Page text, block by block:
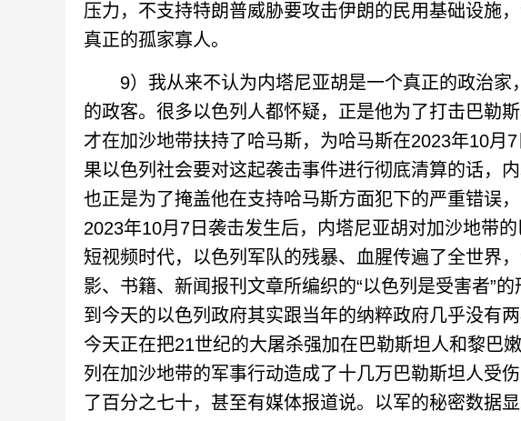
压力，不支持特朗普威胁要攻击伊朗的民用基础设施
真正的孤家寡人。
9）我从来不认为内塔尼亚胡是一个真正的政治家
的政客。很多以色列人都怀疑，正是他为了打击巴勒
才在加沙地带扶持了哈马斯，为哈马斯在2023年10月
果以色列社会要对这起袭击事件进行彻底清算的话，
也正是为了掩盖他在支持哈马斯方面犯下的严重错误
2023年10月7日袭击发生后，内塔尼亚胡对加沙地带
短视频时代，以色列军队的残暴、血腥传遍了全世界
影、书籍、新闻报刊文章所编织的“以色列是受害者”
到今天的以色列政府其实跟当年的纳粹政府几乎没有
今天正在把21世纪的大屠杀强加在巴勒斯坦人和黎巴
列在加沙地带的军事行动造成了十几万巴勒斯坦人受
了百分之七十，甚至有媒体报道说。以军的秘密数据